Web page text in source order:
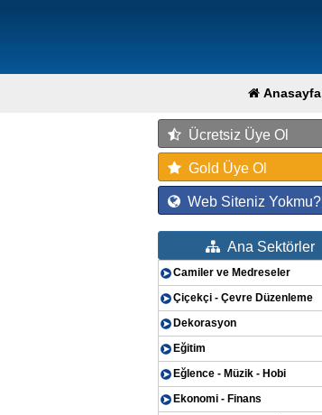
Anasayfa
Ücretsiz Üye Ol
Gold Üye Ol
Web Siteniz Yokmu?
Ana Sektörler
Camiler ve Medreseler
Çiçekçi - Çevre Düzenleme
Dekorasyon
Eğitim
Eğlence - Müzik - Hobi
Ekonomi - Finans